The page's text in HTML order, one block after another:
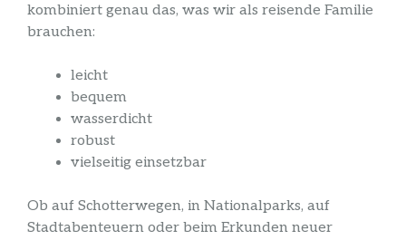
kombiniert genau das, was wir als reisende Familie
brauchen:
leicht
bequem
wasserdicht
robust
vielseitig einsetzbar
Ob auf Schotterwegen, in Nationalparks, auf
Stadtabenteuern oder beim Erkunden neuer